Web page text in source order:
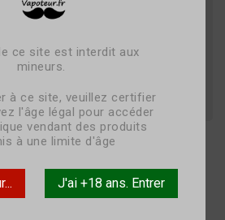
ce site est interdit aux
mineurs.
à ce site, veuillez certifier
l'âge légal pour accéder
vendant des produits
à une limite d'âge
J'ai +18 ans. Entrer